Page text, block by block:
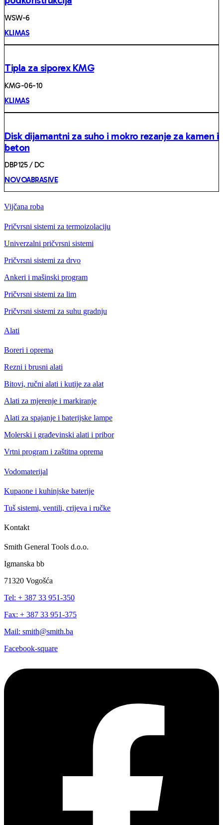
WSW-6
KLIMAS
Tipla za siporex KMG
KMG-06-10
KLIMAS
Disk dijamantni za suho i mokro rezanje za kamen i
beton
DBP125 / DC
NOVOABRASIVE
Vijčana roba
Pričvrsni sistemi za termoizolaciju
Univerzalni pričvrsni sistemi
Pričvrsni sistemi za drvo
Ankeri i mašinski program
Pričvrsni sistemi za lim
Pričvrsni sistemi za suhu gradnju
Alati
Boreri i oprema
Rezni i brusni alati
Bitovi, ručni alati i kutije za alat
Alati za mjerenje i markiranje
Alati za spajanje i baterijske lampe
Molerski i građevinski alati i pribor
Vrtni program i zaštitna oprema
Vodomaterijal
Kupaone i kuhinjske baterije
Tuš sistemi, ventili, crijeva i ručke
Kontakt
Smith General Tools d.o.o.
Igmanska bb
71320 Vogošća
Tel: + 387 33 951-350
Fax: + 387 33 951-375
Mail: smith@smith.ba
Facebook-square